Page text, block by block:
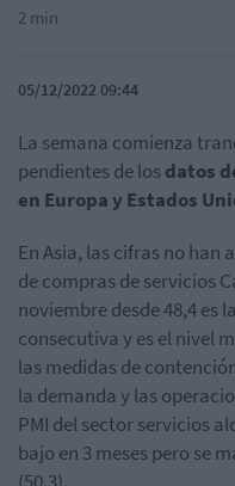
2 min
05/12/2022 09:44
La semana comienza
pendientes de losdatos
en Europa y Estados
En Asia, las cifras no han
de compras de servicios
noviembre desde 48,4
consecutiva y es el nivel
las medidas de
la demanda y las
PMI del sector servicios
bajo en 3 meses pero se